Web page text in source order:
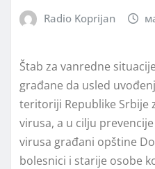
Radio Koprijan
Štab za vanredne
građane da usled
teritoriji Republike Srbije
virusa, a u cilјu
virusa građani opštine
bolesnici i starije osobe